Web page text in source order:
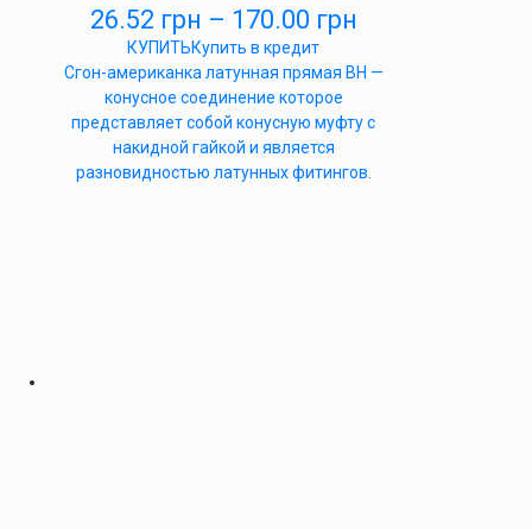
26.52 грн – 170.00 грн
КУПИТЬКупить в кредит
Сгон-американка латунная прямая ВН —
конусное соединение которое
представляет собой конусную муфту с
накидной гайкой и является
разновидностью латунных фитингов.